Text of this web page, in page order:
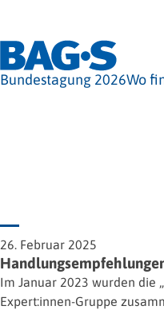
Bundestagung 2026Wo
26. Februar 2025
Im Januar 2023 wurden die
Expert:innen-Gruppe